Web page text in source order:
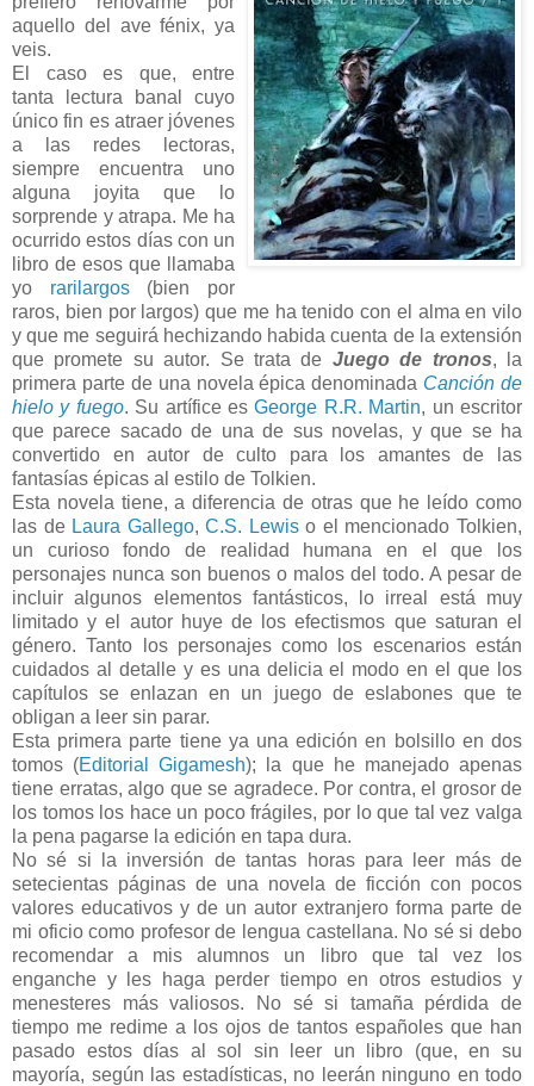
aquello del ave fénix, ya
veis.
El caso es que, entre
tanta lectura banal cuyo
único fin es atraer jóvenes
a las redes lectoras,
siempre encuentra uno
alguna joyita que lo
sorprende y atrapa. Me ha
ocurrido estos días con un
libro de esos que llamaba
yo rarilargos(bien por
raros, bien por largos) que me ha tenido con el alma en vilo
y que me seguirá hechizando habida cuenta de la extensión
que promete su autor. Se trata de Juego de tronos, la
primera parte de una novela épica denominada Canción de
hielo y fuego. Su artífice esGeorge R.R. Martin, un escritor
que parece sacado de una de sus novelas, y que se ha
convertido en autor de culto para los amantes de las
fantasías épicas al estilo de Tolkien.
Esta novela tiene, a diferencia de otras que he leído como
las de Laura Gallego,C.S. Lewiso el mencionado Tolkien,
un curioso fondo de realidad humana en el que los
personajes nunca son buenos o malos del todo. A pesar de
incluir algunos elementos fantásticos, lo irreal está muy
limitado y el autor huye de los efectismos que saturan el
género. Tanto los personajes como los escenarios están
cuidados al detalle y es una delicia el modo en el que los
capítulos se enlazan en un juego de eslabones que te
obligan a leer sin parar.
Esta primera parte tiene ya una edición en bolsillo en dos
tomos (Editorial Gigamesh); la que he manejado apenas
tiene erratas, algo que se agradece. Por contra, el grosor de
los tomos los hace un poco frágiles, por lo que tal vez valga
la pena pagarse la edición en tapa dura.
No sé si la inversión de tantas horas para leer más de
setecientas páginas de una novela de ficción con pocos
valores educativos y de un autor extranjero forma parte de
mi oficio como profesor de lengua castellana. No sé si debo
recomendar a mis alumnos un libro que tal vez los
enganche y les haga perder tiempo en otros estudios y
menesteres más valiosos. No sé si tamaña pérdida de
tiempo me redime a los ojos de tantos españoles que han
pasado estos días al sol sin leer un libro (que, en su
mayoría, según las estadísticas, no leerán ninguno en todo